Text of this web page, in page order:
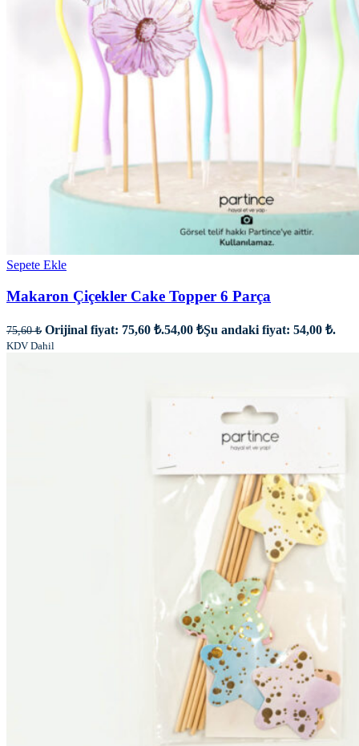
Sepete Ekle
Makaron Çiçekler Cake Topper 6 Parça
75,60₺ Orijinal fiyat: 75,60 ₺.54,00 ₺Şu andaki fiyat: 54,00 ₺.
KDV Dahil